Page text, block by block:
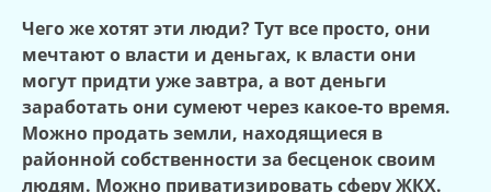
Чего же хотят эти люди? Тут все просто, они
мечтают о власти и деньгах, к власти они
могут придти уже завтра, а вот деньги
заработать они сумеют через какое-то время.
Можно продать земли, находящиеся в
районной собственности за бесценок своим
людям. Можно приватизировать сферу ЖКХ.